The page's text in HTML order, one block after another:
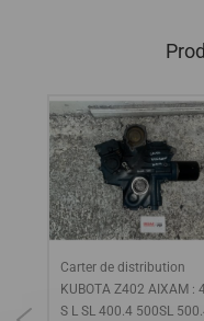
Carter de distribution
KUBOTA Z402 AIXAM :
S L SL 400.4 500SL